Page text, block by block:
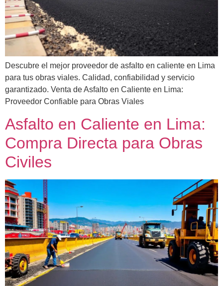
Descubre el mejor proveedor de asfalto en caliente en Lima
para tus obras viales. Calidad, confiabilidad y servicio
garantizado. Venta de Asfalto en Caliente en Lima:
Proveedor Confiable para Obras Viales
Asfalto en Caliente en Lima:
Compra Directa para Obras
Civiles